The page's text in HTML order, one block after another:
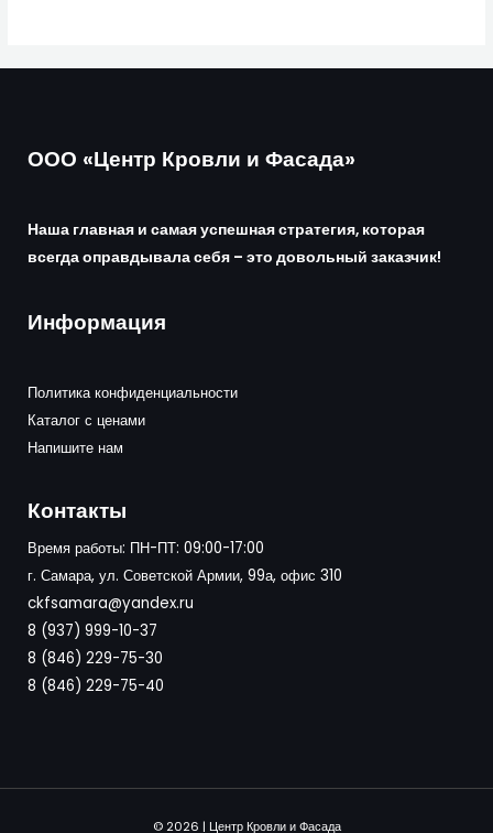
ООО «Центр Кровли и Фасада»
Наша главная и самая успешная стратегия, которая
всегда оправдывала себя – это довольный заказчик!
Информация
Политика конфиденциальности
Каталог с ценами
Напишите нам
Контакты
Время работы: ПН-ПТ: 09:00-17:00
г. Самара, ул. Советской Армии, 99а, офис 310
ckfsamara@yandex.ru
8 (937) 999-10-37
8 (846) 229-75-30
8 (846) 229-75-40
© 2026 | Центр Кровли и Фасада